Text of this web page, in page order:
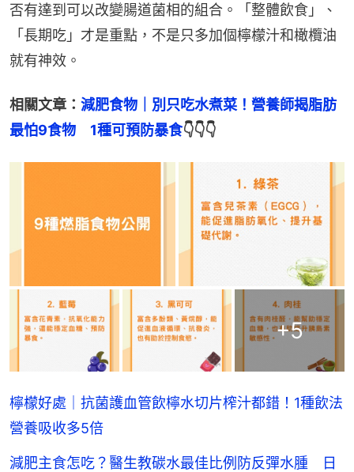
否有達到可以改變腸道菌相的組合。「整體飲食」、
「長期吃」才是重點，不是只多加個檸檬汁和橄欖油
就有神效。
相關文章： 減肥食物｜別只吃水煮菜！營養師揭脂肪
最怕9食物　1種可預防暴食👇👇👇
+5
檸檬好處｜抗菌護血管飲檸水切片榨汁都錯！1種飲法
營養吸收多5倍
減肥主食怎吃？醫生教碳水最佳比例防反彈水腫 日